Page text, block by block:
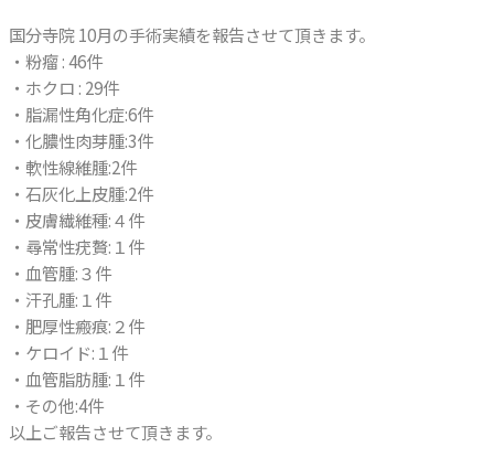
国分寺院 10月の手術実績を報告させて頂きます。
・粉瘤 : 46件
・ホクロ : 29件
・脂漏性角化症:6件
・化膿性肉芽腫:3件
・軟性線維腫:2件
・石灰化上皮腫:2件
・皮膚繊維種:４件
・尋常性疣贅:１件
・血管腫:３件
・汗孔腫:１件
・肥厚性瘢痕:２件
・ケロイド:１件
・血管脂肪腫:１件
・その他:4件
以上ご報告させて頂きます。